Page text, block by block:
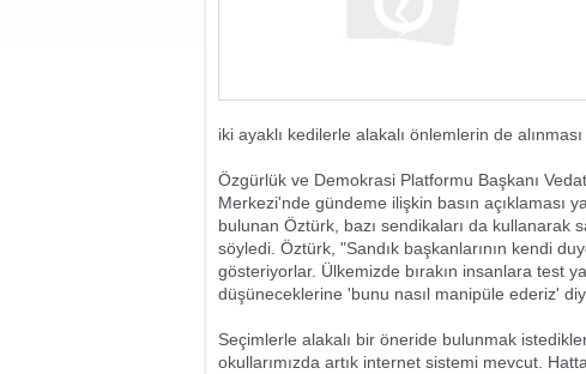
iki ayaklı kedilerle alakalı önlemlerin de
Özgürlük ve Demokrasi Platformu Başkanı
Merkezi'nde gündeme ilişkin basın açıklaması
bulunan Öztürk, bazı sendikaları da kullanarak
söyledi. Öztürk, "Sandık başkanlarının kendi
gösteriyorlar. Ülkemizde bırakın insanlara test
düşüneceklerine 'bunu nasıl manipüle ederiz'
Seçimlerle alakalı bir öneride bulunmak
okullarımızda artık internet sistemi mevcut.